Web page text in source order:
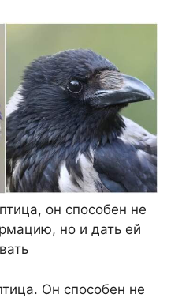
он способен не
но и дать ей
Он способен не